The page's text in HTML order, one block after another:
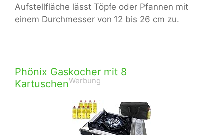
Aufstellfläche lässt Töpfe oder Pfannen mit
einem Durchmesser von 12 bis 26 cm zu.
Phönix Gaskocher mit 8
KartuschenWerbung